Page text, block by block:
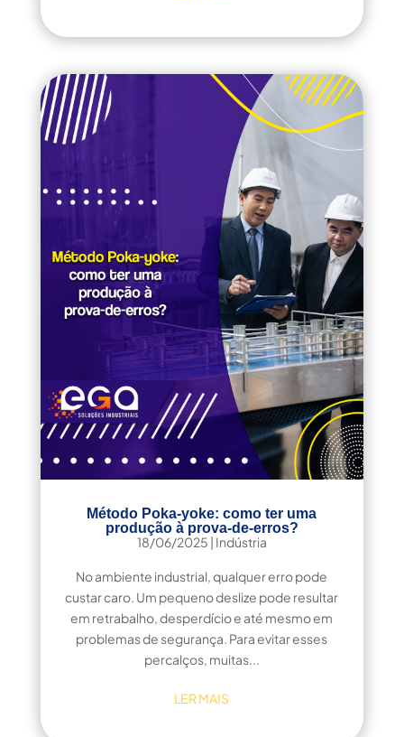
Método Poka-yoke: como ter uma
produção à prova-de-erros?
18/06/2025 | Indústria
No ambiente industrial, qualquer erro pode
custar caro. Um pequeno deslize pode resultar
em retrabalho, desperdício e até mesmo em
problemas de segurança. Para evitar esses
percalços, muitas...
LER MAIS